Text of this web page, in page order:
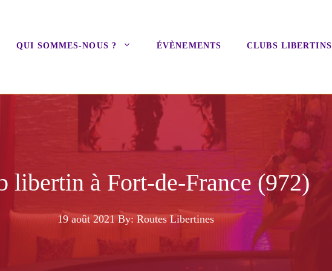
QUI SOMMES-NOUS ? ÉVÈNEMENTS CLUBS LIBERTINS
libertin à Fort-de-France (972)
19 août 2021 By: Routes Libertines